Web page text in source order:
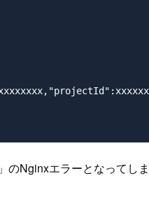
Nginxエラーとなってし